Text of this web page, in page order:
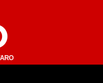
FM | SAN JUAN DEL RÍO